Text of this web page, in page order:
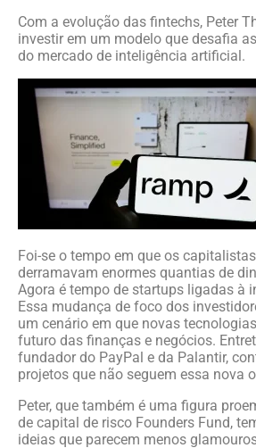
Com a evolução das fintechs, Peter
investir em um modelo que desafia
do mercado de inteligência artificial.
Foi-se o tempo em que os
derramavam enormes quantias de
Agora é tempo de startups ligadas à
Essa mudança de foco dos
um cenário em que novas
futuro das finanças e negócios.
fundador do PayPal e da Palantir,
projetos que não seguem essa nova
Peter, que também é uma figura
de capital de risco Founders Fund,
ideias que parecem menos